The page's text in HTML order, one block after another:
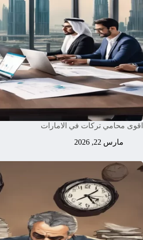
اقوى محامي تركات في الامارات
مارس 22, 2026